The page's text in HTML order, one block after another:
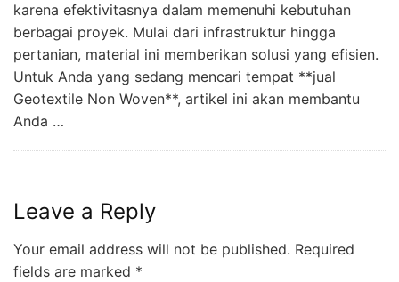
karena efektivitasnya dalam memenuhi kebutuhan
berbagai proyek. Mulai dari infrastruktur hingga
pertanian, material ini memberikan solusi yang efisien.
Untuk Anda yang sedang mencari tempat **jual
Geotextile Non Woven**, artikel ini akan membantu
Anda …
Leave a Reply
Your email address will not be published. Required
fields are marked *